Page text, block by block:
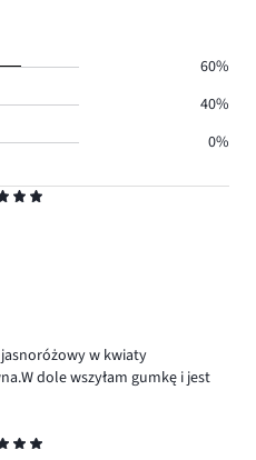
w kwiaty
dole wszyłam gumkę i jest
60%
40%
0%